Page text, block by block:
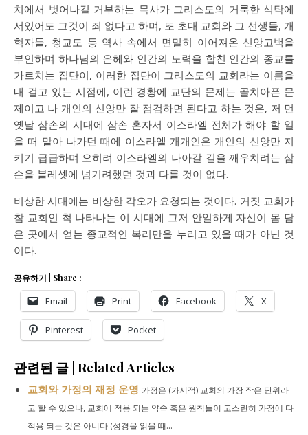
치에서 벗어나길 거부하는 목사가 그리스도의 거룩한 식탁에
서있어도 그것이 죄 없다고 하며, 또 초대 교회와 그 선생들, 개
혁자들, 청교도 등 역사 속에서 면밀히 이어져온 신앙고백을
부인하며 하나님의 은헤와 인간의 노력을 합친 인간의 종교를
가르치는 집단이, 이러한 집단이 그리스도의 교회라는 이름을
내 걸고 있는 시점에, 이런 경황에 교단의 문제는 골치아픈 문
제이고 나 개인의 신앙만 잘 점검하면 된다고 하는 것은, 저 먼
옛날 삼손의 시대에 삼손 혼자서 이스라엘 전체가 해야 할 일
을 떠 맡아 나가던 때에 이스라엘 개개인은 개인의 신앙만 지
키기 급급하며 오히려 이스라엘의 나아갈 길을 깨우치려는 삼
손을 블레셋에 넘기려했던 것과 다를 것이 없다.
비상한 시대에는 비상한 각오가 요청되는 것이다. 거짓 교회가
참 교회인 척 나타나는 이 시대에 그저 안일하게 자신이 몸 담
은 곳에서 얻는 종교적인 복리만을 누리고 있을 때가 아닌 것
이다.
공유하기 | Share :
Email Print Facebook X
Pinterest Pocket
관련된 글 | Related Articles
교회와 가정의 재정 운영 가정은 (가시적) 교회의 가장 작은 단위라
고 할 수 있으나, 교회에 적용 되는 약속 혹은 원칙들이 고스란히 가정에 다
적용 되는 것은 아니다 (성경을 읽을 때...